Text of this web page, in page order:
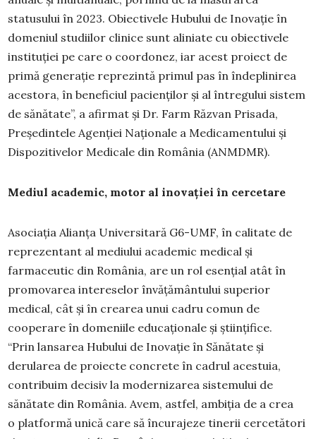
statusului în 2023. Obiectivele Hubului de Inovație în
domeniul studiilor clinice sunt aliniate cu obiectivele
instituției pe care o coordonez, iar acest proiect de
primă generație reprezintă primul pas în îndeplinirea
acestora, în beneficiul pacienților și al întregului sistem
de sănătate”, a afirmat și Dr. Farm Răzvan Prisada,
Președintele Agenției Naționale a Medicamentului și
Dispozitivelor Medicale din România (ANMDMR).
Mediul academic, motor al inovației în cercetare
Asociația Alianța Universitară G6-UMF, în calitate de
reprezentant al mediului academic medical și
farmaceutic din România, are un rol esențial atât în
promovarea intereselor învățământului superior
medical, cât și în crearea unui cadru comun de
cooperare în domeniile educaționale și științifice.
“Prin lansarea Hubului de Inovație în Sănătate și
derularea de proiecte concrete în cadrul acestuia,
contribuim decisiv la modernizarea sistemului de
sănătate din România. Avem, astfel, ambiția de a crea
o platformă unică care să încurajeze tinerii cercetători